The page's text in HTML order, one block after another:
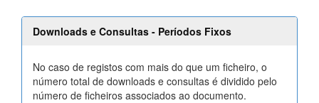
Downloads e Consultas - Períodos Fixos
No caso de registos com mais do que um ficheiro, o
número total de downloads e consultas é dividido pelo
número de ficheiros associados ao documento.